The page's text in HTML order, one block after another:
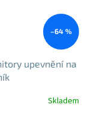
–64 %
upevnění na
Skladem